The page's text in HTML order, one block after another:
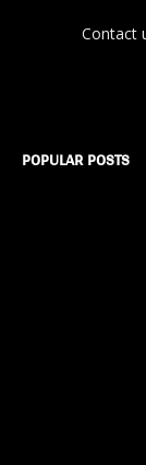
Contact
POPULAR POSTS